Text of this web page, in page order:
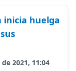
inicia huelga
2021, 11:04